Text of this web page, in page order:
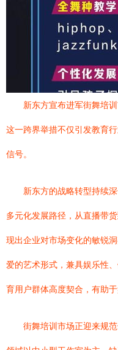
新东方宣布进军街舞培
这一跨界举措不仅引发教育
信号。
新东方的战略转型持续
多元化发展路径，从直播带
现出企业对市场变化的敏锐
爱的艺术形式，兼具娱乐性
育用户群体高度契合，有助
街舞培训市场正迎来规